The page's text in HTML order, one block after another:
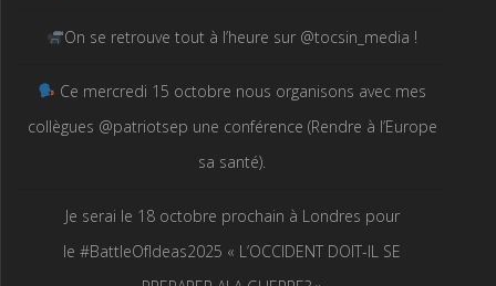
On se retrouve tout à l’heure sur @tocsin_media !
Ce mercredi 15 octobre nous organisons avec mes
collègues @patriotsep une conférence (Rendre à l’Europe
sa santé).
Je serai le 18 octobre prochain à Londres pour
le #BattleOfIdeas2025 « L’OCCIDENT DOIT-IL SE